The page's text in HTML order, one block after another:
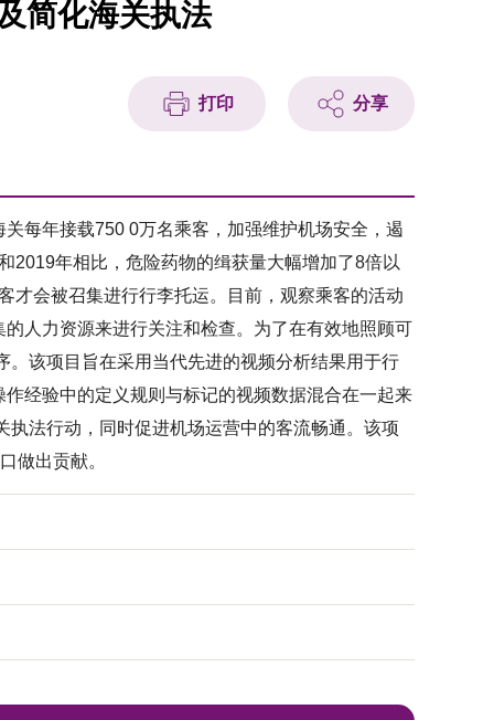
简化海关执法
打印 分享
每年接载750 0万名乘客，加强维护机场安全，遏
2019年相比，危险药物的缉获量大幅增加了8倍以
才会被召集进行行李托运。目前，观察乘客的活动
人力资源来进行关注和检查。为了在有效地照顾可
该项目旨在采用当代先进的视频分析结果用于行
经验中的定义规则与标记的视频数据混合在一起来
法行动，同时促进机场运营中的客流畅通。该项
做出贡献。